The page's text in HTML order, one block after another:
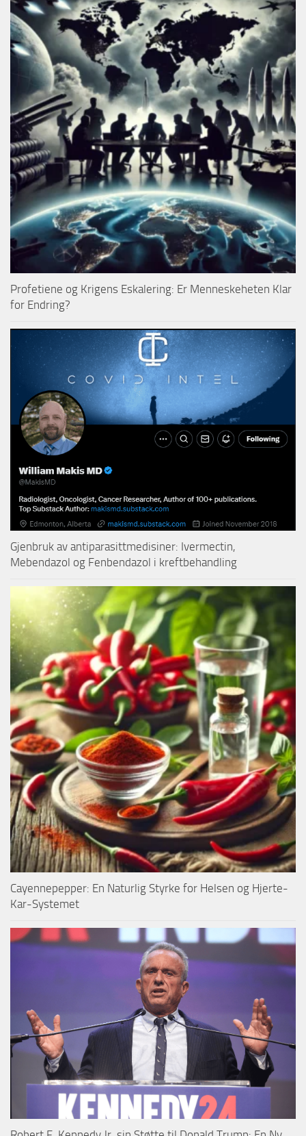
Profetiene og Krigens Eskalering: Er Menneskeheten Klar
for Endring?
Gjenbruk av antiparasittmedisiner: Ivermectin,
Mebendazol og Fenbendazol i kreftbehandling
Cayennepepper: En Naturlig Styrke for Helsen og Hjerte-
Kar-Systemet